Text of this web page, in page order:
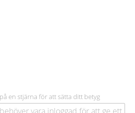
en stjärna för att sätta ditt betyg